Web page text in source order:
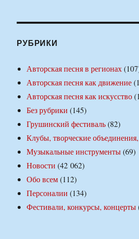
РУБРИКИ
Авторская песня в регионах
Авторская песня как движение
Авторская песня как искусство
Без рубрики (145)
Грушинский фестиваль(82)
Клубы, творческие
Музыкальные инструменты(69)
Новости (42 062)
Обо всем(112)
Персоналии (134)
Фестивали, конкурсы, концерты